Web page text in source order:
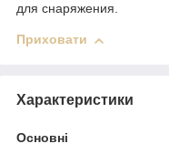
для снаряжения.
Приховати
Характеристики
Основні